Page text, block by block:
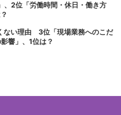
、2位「労働時間・休日・働き方
ない理由 3位「現場業務へのこだ
響」、1位は？